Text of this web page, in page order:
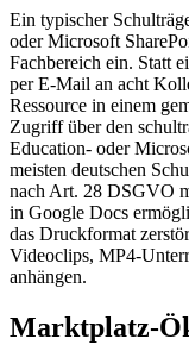
Ein typischer
oder Microsoft
Fachbereich ein. Statt
per E-Mail an acht
Ressource in einem
Zugriff über den
Education- oder
meisten deutschen
nach Art. 28 DSGVO
in Google Docs
das Druckformat
Videoclips, MP4-
anhängen.
Marktplatz-